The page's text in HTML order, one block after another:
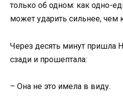
только об одном: как одно-
может ударить сильнее, чем
Через десять минут пришла
сзади и прошептала:
– Она не это имела в виду.